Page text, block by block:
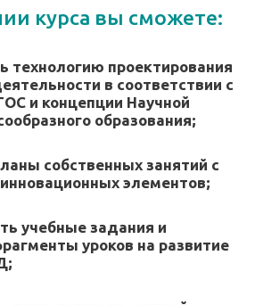
курса вы сможете:
технологию проектирования
в соответствии с
и концепции Научной
образования;
собственных занятий с
элементов;
учебные задания и
уроков на развитие